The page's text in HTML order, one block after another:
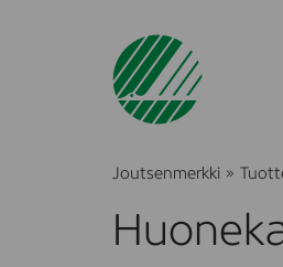
Joutsenmerkki »